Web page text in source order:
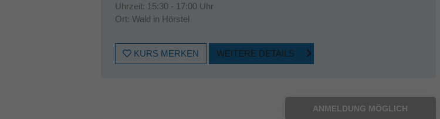
Uhrzeit: 15:30 - 17:00 Uhr
Ort: Wald in Hörstel
KURS MERKEN WEITERE DETAILS
ANMELDUNG MÖGLICH